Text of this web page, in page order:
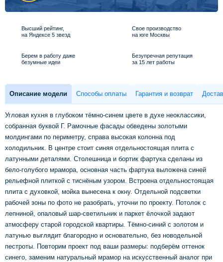
Высший рейтинг,
на Яндексе 5 звезд
Свое производство
на юге Москвы
Берем в работу даже
безумные идеи
Безупречная репутация
за 15 лет работы
Описание модели Способы оплаты Гарантия и возврат
Угловая кухня в глубоком тёмно-синем цвете в духе неоклассики,
собранная буквой Г. Рамочные фасады обведены золотыми
молдингами по периметру, справа высокая колонна под
холодильник. В центре стоит синяя отдельностоящая плита с
латунными деталями. Столешница и бортик фартука сделаны из
бело-голубого мрамора, основная часть фартука выложена синей
рельефной плиткой с тиснёным узором. Встроена отдельностоящая
плита с духовкой, мойка вынесена к окну. Отдельной подсветки
рабочей зоны по фото не разобрать, уточни по проекту. Потолок с
лепниной, опаловый шар-светильник и паркет ёлочкой задают
атмосферу старой городской квартиры. Тёмно-синий с золотом и
латунью выглядит благородно и основательно, без новодельной
пестроты. Повторим проект под ваши размеры: подберём оттенок
синего, заменим натуральный мрамор на искусственный аналог при